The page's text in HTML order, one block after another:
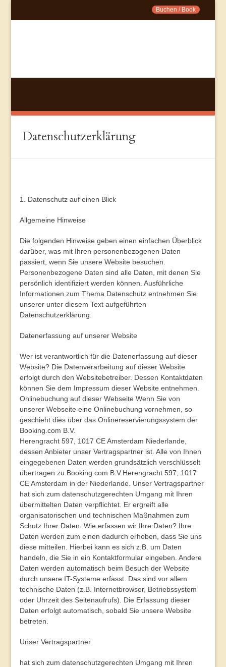
Buchen / Book
Datenschutzerklärung
1. Datenschutz auf einen Blick
Allgemeine Hinweise
Die folgenden Hinweise geben einen einfachen Überblick
darüber, was mit Ihren personenbezogenen Daten
passiert, wenn Sie unsere Website besuchen.
Personenbezogene Daten sind alle Daten, mit denen Sie
persönlich identifiziert werden können. Ausführliche
Informationen zum Thema Datenschutz entnehmen Sie
unserer unter diesem Text aufgeführten
Datenschutzerklärung.
Datenerfassung auf unserer Website
Wer ist verantwortlich für die Datenerfassung auf dieser
Website? Die Datenverarbeitung auf dieser Website
erfolgt durch den Websitebetreiber. Dessen Kontaktdaten
können Sie dem Impressum dieser Website entnehmen.
Onlinebuchung auf dieser Webseite Wenn Sie von
unserer Webseite eine Onlinebuchung vornehmen, so
geschieht dies über das Onlinereservierungssystem der
Booking.com B.V.
Herengracht 597, 1017 CE Amsterdam Niederlande,
dessen Anbieter unser Vertragspartner ist. Alle von Ihnen
eingegebenen Daten werden grundsätzlich verschlüsselt
übertragen zu Booking.com B.V.Herengracht 597, 1017
CE Amsterdam in der Niederlande. Unser Vertragspartner
hat sich zum datenschutzgerechten Umgang mit Ihren
übermittelten Daten verpflichtet. Er ergreift alle
organisatorischen und technischen Maßnahmen zum
Schutz Ihrer Daten. Wie erfassen wir Ihre Daten? Ihre
Daten werden zum einen dadurch erhoben, dass Sie uns
diese mitteilen. Hierbei kann es sich z.B. um Daten
handeln, die Sie in ein Kontaktformular eingeben. Andere
Daten werden automatisch beim Besuch der Website
durch unsere IT-Systeme erfasst. Das sind vor allem
technische Daten (z.B. Internetbrowser, Betriebssystem
oder Uhrzeit des Seitenaufrufs). Die Erfassung dieser
Daten erfolgt automatisch, sobald Sie unsere Website
betreten.
Unser Vertragspartner
hat sich zum datenschutzgerechten Umgang mit Ihren